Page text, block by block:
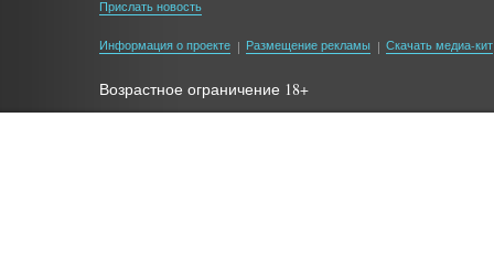
Прислать новость
Информация о проекте Размещение рекламы Скачать медиа-кит
Возрастное ограничение 18+